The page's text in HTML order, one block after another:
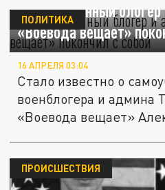
Рожин: военный блогер
«Воевода вещает»
ПОЛИТИКА
16 АПРЕЛЯ 03:04
Стало известно о
военблогера и админа
«Воевода вещает»
ПРОИСШЕСТВИЯ